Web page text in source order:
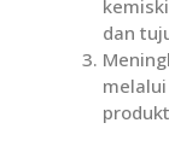
dan